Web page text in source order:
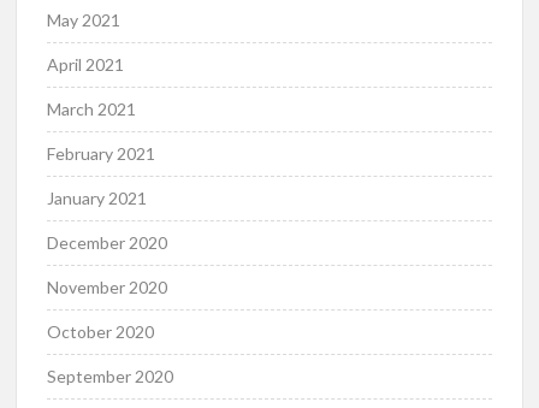
May 2021
April 2021
March 2021
February 2021
January 2021
December 2020
November 2020
October 2020
September 2020